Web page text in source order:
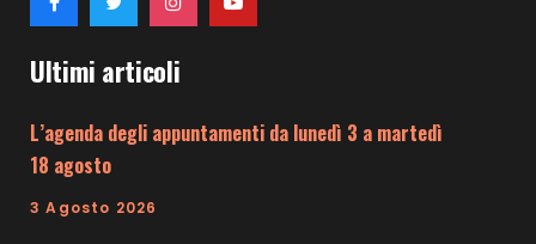
Ultimi articoli
L’agenda degli appuntamenti da lunedì 3 a martedì
18 agosto
3 Agosto 2026